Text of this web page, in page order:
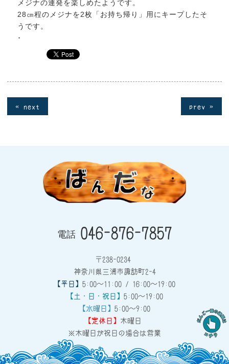
メジナの連発を楽しめたようです。
28㎝程のメジナを2枚「お持ち帰り」用にキープしたそ
うです。
･
« next prev »
電話 046-876-7857
〒238-0234
神奈川県三浦市諏訪町2-4
【平日】 5:00～11:00 / 16:00～19:00
【土・日・祝日】 5:00～19:00
【水曜日】 5:00～9:00
【定休日】
木曜日
※木曜日が祝日の場合は営業